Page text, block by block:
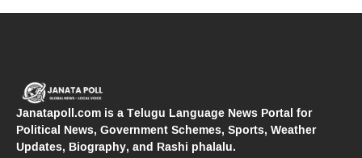
Janatapoll.com is a Telugu Language News Portal for
Political News, Government Schemes, Sports, Weather
Updates, Biography, and Rashi phalalu.